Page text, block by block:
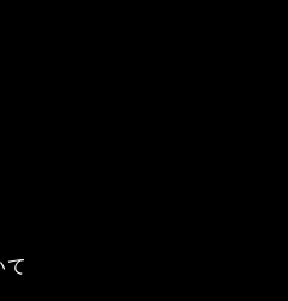
て